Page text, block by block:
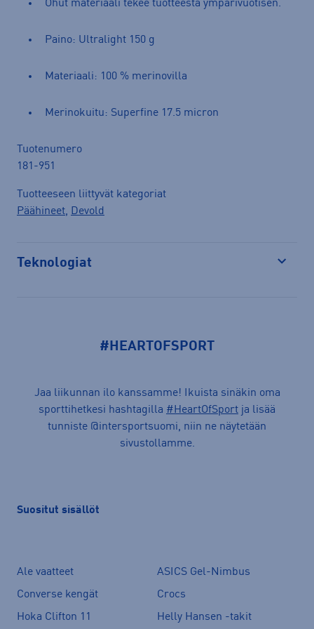
Ohut materiaali tekee tuotteesta ympärivuotisen.
Paino: Ultralight 150 g
Materiaali: 100 % merinovilla
Merinokuitu: Superfine 17.5 micron
Tuotenumero
181-951
Tuotteeseen liittyvät kategoriat
Päähineet, Devold
Teknologiat
#HEARTOFSPORT
Jaa liikunnan ilo kanssamme! Ikuista sinäkin oma
sporttihetkesi hashtagilla #HeartOfSport ja lisää
tunniste @intersportsuomi, niin ne näytetään
sivustollamme.
Suositut sisällöt
Ale vaatteet
ASICS Gel-Nimbus
Converse kengät
Crocs
Hoka Clifton 11
Helly Hansen -takit